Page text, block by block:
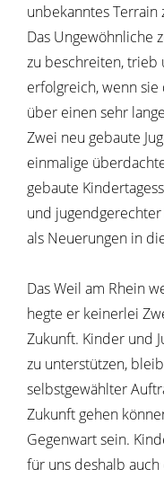
unbekanntes
Das Ungewöhnliche
zu beschreiten, trieb
erfolgreich, wenn
über einen sehr
Zwei neu gebaute
einmalige
gebaute
und
als Neuerungen in
Das Weil am Rhein
hegte er keinerlei
Zukunft. Kinder und
zu unterstützen,
selbstgewählter
Zukunft gehen
Gegenwart sein.
für uns deshalb